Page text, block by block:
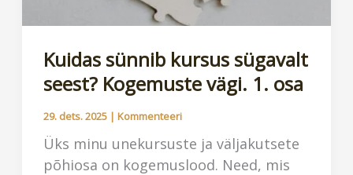
Kuidas sünnib kursus sügavalt
seest? Kogemuste vägi. 1. osa
29. dets. 2025 | Kommenteeri
Üks minu unekursuste ja väljakutsete
põhiosa on kogemuslood. Need, mis